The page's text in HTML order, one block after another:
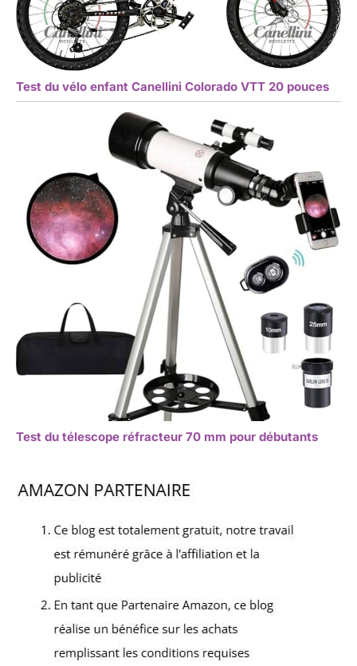
Test du vélo enfant Canellini Colorado VTT 20 pouces
Test du télescope réfracteur 70 mm pour débutants